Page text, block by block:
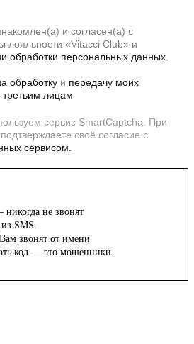
и согласен(а) с
«Vitacci Club» и
обработки персональных данных.
обработку и передачу моих
лицам
сервис SmartCaptcha. При
своё согласие с
сервисом.
не звонят
из SMS.
звонят от имени
код — это мошенники.